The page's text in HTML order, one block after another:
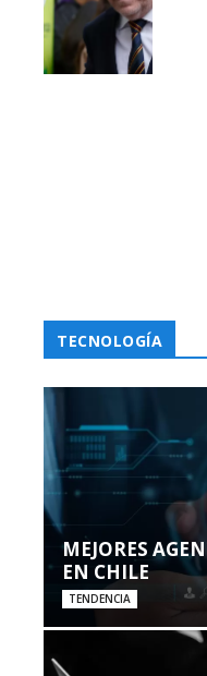
TECNOLOGÍA
MEJORES
EN CHILE
TENDENCIA